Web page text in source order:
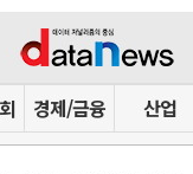
경제/금융 산업